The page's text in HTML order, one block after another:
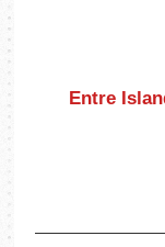
Entre